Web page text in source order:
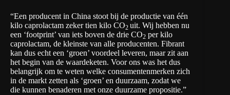
“Een producent in China stoot bij de productie van één
kilo caprolactam zeker tien kilo CO2 uit. Wij hebben nu
een ‘footprint’ van iets boven de drie CO2 per kilo
caprolactam, de kleinste van alle producenten. Fibrant
kan dus echt een ‘groen’ voordeel leveren, maar zit aan
het begin van de waardeketen. Voor ons was het dus
belangrijk om te weten welke consumentenmerken zich
in de markt zetten als ‘groen’ en duurzaam, zodat we
die kunnen benaderen met onze duurzame propositie.”